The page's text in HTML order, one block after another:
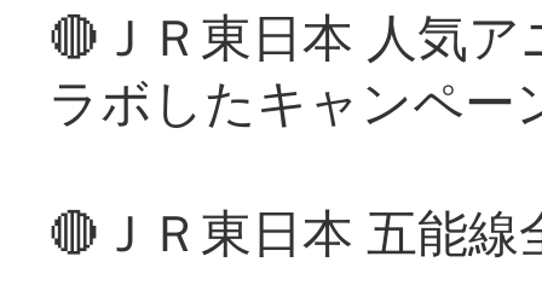
🔴ＪＲ東日本 人気
ラボしたキャンペー
🔴ＪＲ東日本 五能